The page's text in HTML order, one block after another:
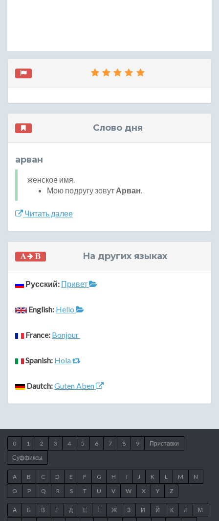
Слово дня
арван
женское имя.
Мою подругу зовут Арван.
Читать далее
На других языках
Русский: Привет
English: Hello
France: Bonjour
Spanish: Hola
Dautch:Guten Aben
0 1 2 3 4 5 6 7 8 9
Приставки
Суффиксы
A B C D E F G H I J K L M
N
O
P Q R S T U V W X Y Z
А Б В Г Д Е Ё Ж З И Й К Л
М